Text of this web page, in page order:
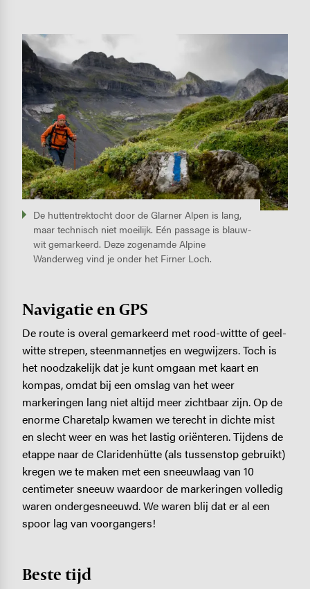
Image
De huttentrektocht door de Glarner Alpen is lang,
maar technisch niet moeilijk. Eén passage is blauw-
wit gemarkeerd. Deze zogenamde Alpine
Wanderweg vind je onder het Firner Loch.
Navigatie en GPS
De route is overal gemarkeerd met rood-wittte of geel-
witte strepen, steenmannetjes en wegwijzers. Toch is
het noodzakelijk dat je kunt omgaan met kaart en
kompas, omdat bij een omslag van het weer
markeringen lang niet altijd meer zichtbaar zijn. Op de
enorme Charetalp kwamen we terecht in dichte mist
en slecht weer en was het lastig oriënteren. Tijdens de
etappe naar de Claridenhütte (als tussenstop gebruikt)
kregen we te maken met een sneeuwlaag van 10
centimeter sneeuw waardoor de markeringen volledig
waren ondergesneeuwd. We waren blij dat er al een
spoor lag van voorgangers!
Beste tijd